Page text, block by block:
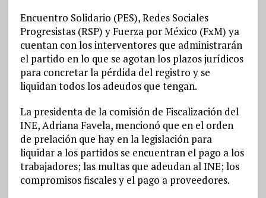
Encuentro Solidario (PES), Redes Sociales
Progresistas (RSP) y Fuerza por México (FxM) ya
cuentan con los interventores que administrarán
el partido en lo que se agotan los plazos jurídicos
para concretar la pérdida del registro y se
liquidan todos los adeudos que tengan.
La presidenta de la comisión de Fiscalización del
INE, Adriana Favela, mencionó que en el orden
de prelación que hay en la legislación para
liquidar a los partidos se encuentran el pago a los
trabajadores; las multas que adeudan al INE; los
compromisos fiscales y el pago a proveedores.